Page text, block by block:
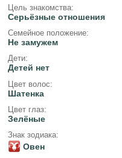
Цель знакомства:
Серьёзные отношения
Семейное положение:
Не замужем
Дети:
Детей нет
Цвет волос:
Шатенка
Цвет глаз:
Зелёные
Знак зодиака:
Овен